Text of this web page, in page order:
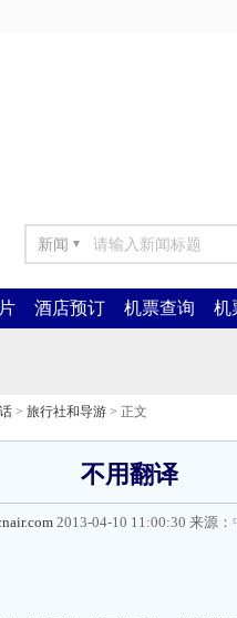
新闻 ▼
酒店预订 机票查询 机
> 旅行社和导游 > 正文
不用翻译
2013-04-10 11:00:30 来源：